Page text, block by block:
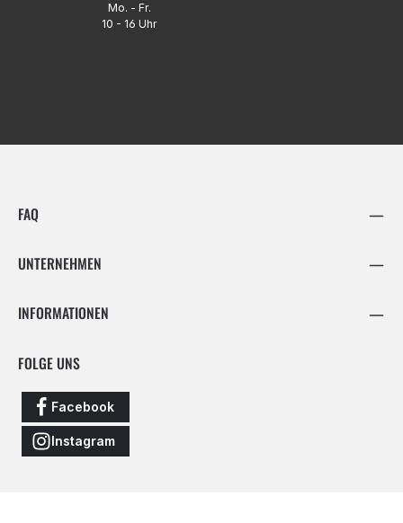
Mo. - Fr.
10 - 16 Uhr
FAQ
UNTERNEHMEN
INFORMATIONEN
FOLGE UNS
Facebook
Instagram